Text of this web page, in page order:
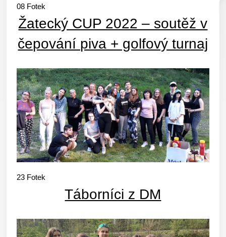
08 Fotek
Žatecký CUP 2022 – soutěž v
čepování piva + golfový turnaj
23 Fotek
Táborníci z DM